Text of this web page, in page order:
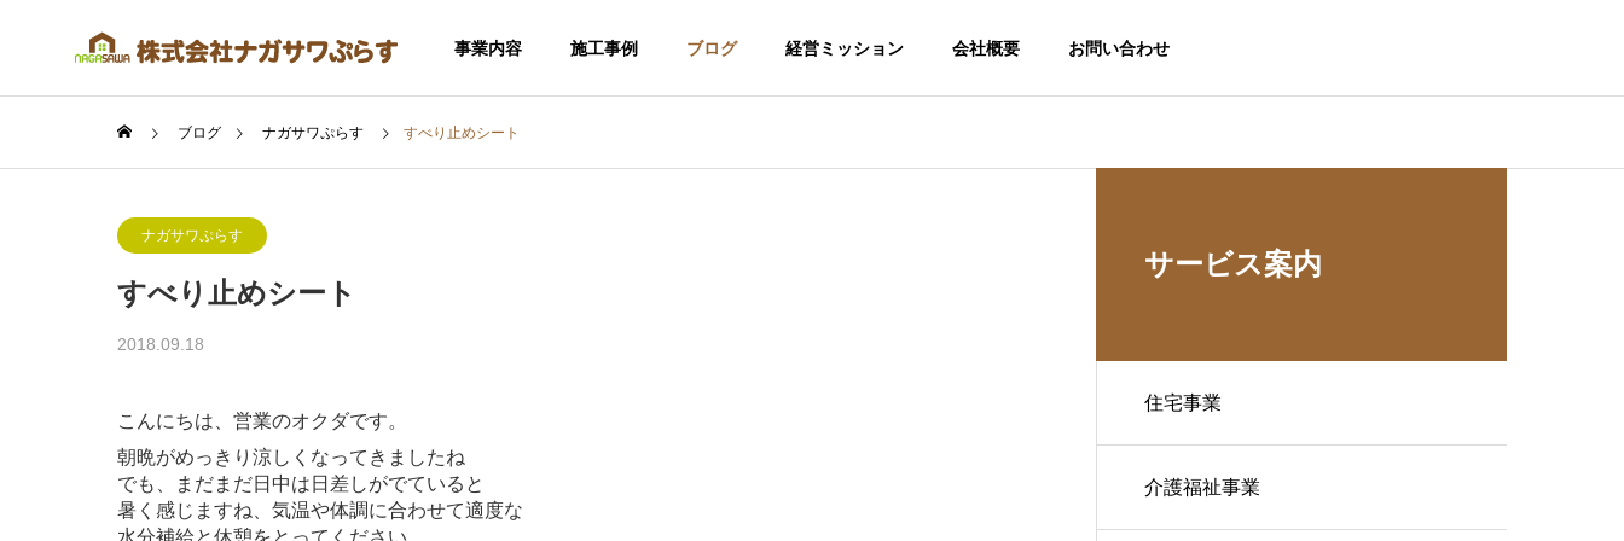
事業内容 施工事例 ブログ 経営ミッション 会社概要 お問い合わせ
SERVICE
事業内容
住宅事業
ブログ ナガサワぷらす すべり止めシート
ナガサワぷらす
すべり止めシート
2018.09.18
こんにちは、営業のオクダです。
朝晩がめっきり涼しくなってきましたね
でも、まだまだ日中は日差しがでていると
暑く感じますね、気温や体調に合わせて適度な
水分補給と休憩をとってください。
サービス案内
住宅事業
介護福祉事業